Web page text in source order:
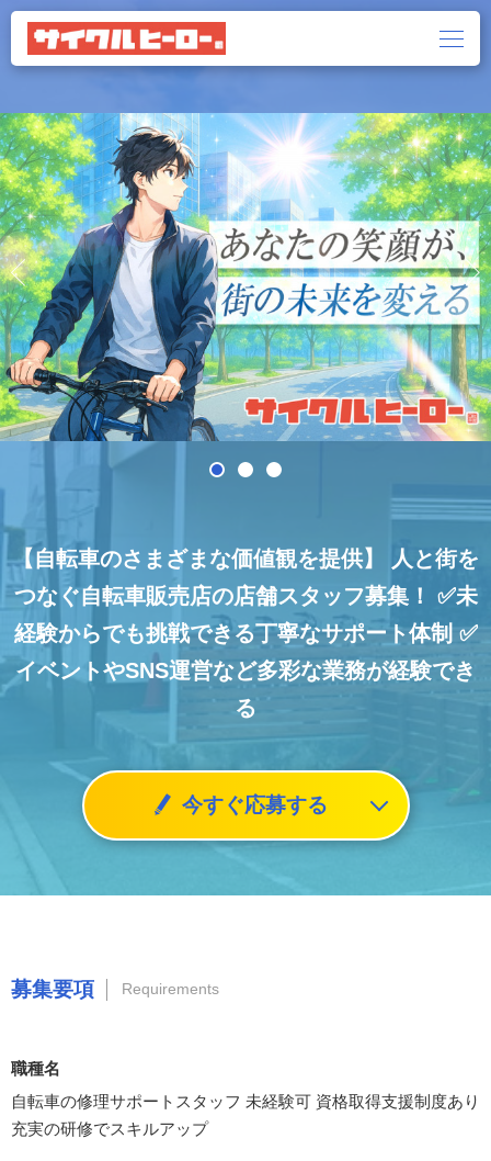
【自転車のさまざまな価値観を提供】
人と街を
つなぐ自転車販売店の店舗スタッフ募集！
✅未
経験からでも挑戦できる丁寧なサポート体制✅
イベントやSNS運営など多彩な業務が経験でき
る
今すぐ応募する
募集要項 Requirements
職種名
自転車の修理サポートスタッフ 未経験可 資格取得支援制度あり
充実の研修でスキルアップ